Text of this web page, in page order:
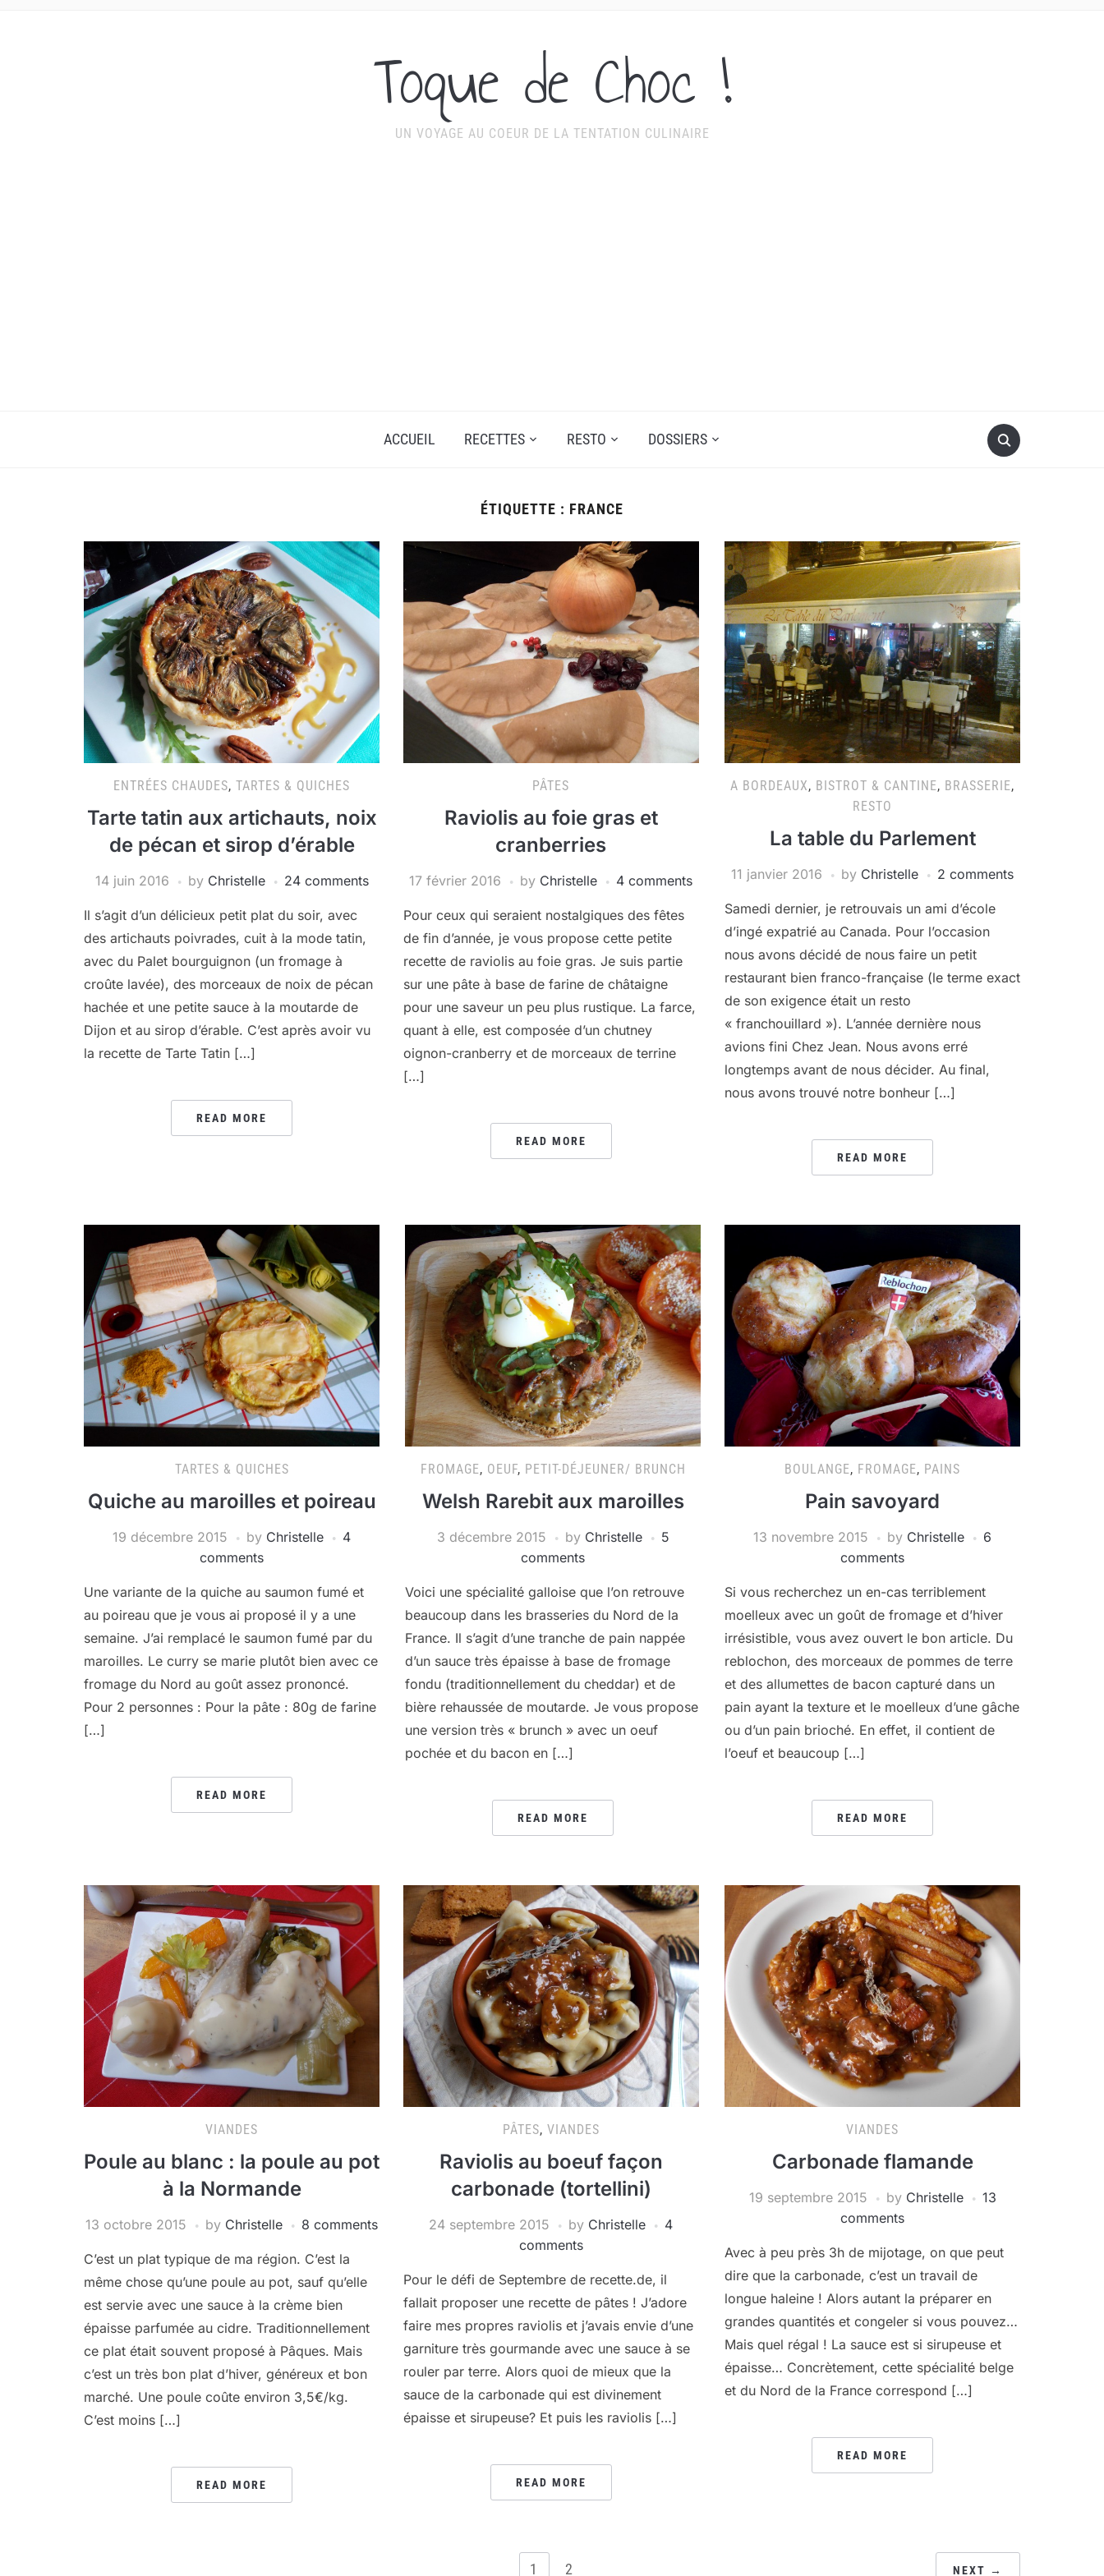
Toque de Choc !
UN VOYAGE AU COEUR DE LA TENTATION CULINAIRE
ACCUEIL RECETTES RESTO DOSSIERS
ÉTIQUETTE : FRANCE
ENTRÉES CHAUDES, TARTES & QUICHES
Tarte tatin aux artichauts, noix
de pécan et sirop d’érable
14 juin 2016 by Christelle 24 comments
Il s’agit d’un délicieux petit plat du soir, avec
des artichauts poivrades, cuit à la mode tatin,
avec du Palet bourguignon (un fromage à
croûte lavée), des morceaux de noix de pécan
hachée et une petite sauce à la moutarde de
Dijon et au sirop d’érable. C’est après avoir vu
la recette de Tarte Tatin […]
READ MORE
PÂTES
Raviolis au foie gras et
cranberries
17 février 2016 by Christelle 4 comments
Pour ceux qui seraient nostalgiques des fêtes
de fin d’année, je vous propose cette petite
recette de raviolis au foie gras. Je suis partie
sur une pâte à base de farine de châtaigne
pour une saveur un peu plus rustique. La farce,
quant à elle, est composée d’un chutney
oignon-cranberry et de morceaux de terrine
[…]
READ MORE
A BORDEAUX, BISTROT & CANTINE, BRASSERIE,
RESTO
La table du Parlement
11 janvier 2016 by Christelle 2 comments
Samedi dernier, je retrouvais un ami d’école
d’ingé expatrié au Canada. Pour l’occasion
nous avons décidé de nous faire un petit
restaurant bien franco-française (le terme exact
de son exigence était un resto
« franchouillard »). L’année dernière nous
avions fini Chez Jean. Nous avons erré
longtemps avant de nous décider. Au final,
nous avons trouvé notre bonheur […]
READ MORE
TARTES & QUICHES
Quiche au maroilles et poireau
19 décembre 2015 by Christelle
4
comments
Une variante de la quiche au saumon fumé et
au poireau que je vous ai proposé il y a une
semaine. J’ai remplacé le saumon fumé par du
maroilles. Le curry se marie plutôt bien avec ce
fromage du Nord au goût assez prononcé.
Pour 2 personnes : Pour la pâte : 80g de farine
[…]
READ MORE
FROMAGE, OEUF, PETIT-DÉJEUNER/ BRUNCH
Welsh Rarebit aux maroilles
3 décembre 2015 by Christelle
5
comments
Voici une spécialité galloise que l’on retrouve
beaucoup dans les brasseries du Nord de la
France. Il s’agit d’une tranche de pain nappée
d’un sauce très épaisse à base de fromage
fondu (traditionnellement du cheddar) et de
bière rehaussée de moutarde. Je vous propose
une version très « brunch » avec un oeuf
pochée et du bacon en […]
READ MORE
BOULANGE, FROMAGE, PAINS
Pain savoyard
13 novembre 2015 by Christelle
6
comments
Si vous recherchez un en-cas terriblement
moelleux avec un goût de fromage et d’hiver
irrésistible, vous avez ouvert le bon article. Du
reblochon, des morceaux de pommes de terre
et des allumettes de bacon capturé dans un
pain ayant la texture et le moelleux d’une gâche
ou d’un pain brioché. En effet, il contient de
l’oeuf et beaucoup […]
READ MORE
VIANDES
Poule au blanc : la poule au pot
à la Normande
13 octobre 2015 by Christelle 8 comments
C’est un plat typique de ma région. C’est la
même chose qu’une poule au pot, sauf qu’elle
est servie avec une sauce à la crème bien
épaisse parfumée au cidre. Traditionnellement
ce plat était souvent proposé à Pâques. Mais
c’est un très bon plat d’hiver, généreux et bon
marché. Une poule coûte environ 3,5€/kg.
C’est moins […]
READ MORE
PÂTES, VIANDES
Raviolis au boeuf façon
carbonade (tortellini)
24 septembre 2015 by Christelle
4
comments
Pour le défi de Septembre de recette.de, il
fallait proposer une recette de pâtes ! J’adore
faire mes propres raviolis et j’avais envie d’une
garniture très gourmande avec une sauce à se
rouler par terre. Alors quoi de mieux que la
sauce de la carbonade qui est divinement
épaisse et sirupeuse? Et puis les raviolis […]
READ MORE
VIANDES
Carbonade flamande
19 septembre 2015 by Christelle
13
comments
Avec à peu près 3h de mijotage, on que peut
dire que la carbonade, c’est un travail de
longue haleine ! Alors autant la préparer en
grandes quantités et congeler si vous pouvez…
Mais quel régal ! La sauce est si sirupeuse et
épaisse… Concrètement, cette spécialité belge
et du Nord de la France correspond […]
READ MORE
1 2 NEXT →